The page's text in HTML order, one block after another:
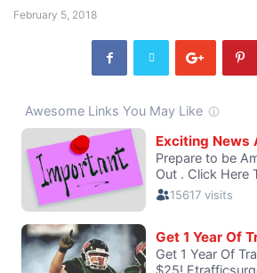
February 5, 2018